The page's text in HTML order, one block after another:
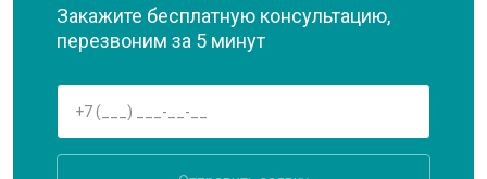
Закажите бесплатную консультацию,
перезвоним за 5 минут